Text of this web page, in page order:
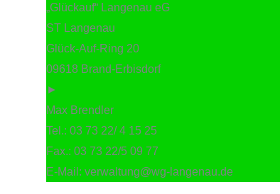
„Glückauf“ Langenau eG
ST Langenau
Glück-Auf-Ring 20
09618 Brand-Erbisdorf
►
Max Brendler
Tel.: 03 73 22/ 4 15 25
Fax.: 03 73 22/5 09 77
E-Mail: verwaltung@wg-langenau.de